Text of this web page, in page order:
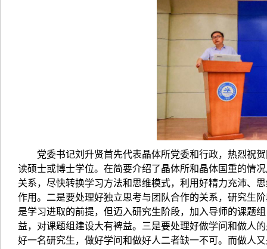
党委书记刘升贤首先代表晶体所党委和行政，热烈祝
读硕士或博士学位。在简要介绍了晶体所和晶体国重的情
关系，尽快转换学习方法和思维模式，利用好精力充沛、
作用。二是要处理好独立思考与团队合作的关系，研究生
是学习进取的前提，但迈入研究生阶段，加入导师的课题
益，对课题组建设大有裨益。三是要处理好做学问和做人
好一名研究生，做好学问和做好人二者缺一不可。而做人